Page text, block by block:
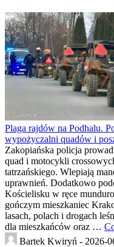
Plaga rajdów na Podhalu.
wypożyczalni quadów i
Zakopiańska policja
quad i motocykli
tatrzańskiego. Wlepiają
uprawnień. Dodatkowo
Kościelisku w ręce
gończym mieszkaniec
lasach, polach i drogach
dla mieszkańców oraz …
Bartek Kwiryń - 2026-